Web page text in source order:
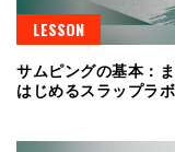
LESSON
サムピングの基本：
はじめるスラップラ